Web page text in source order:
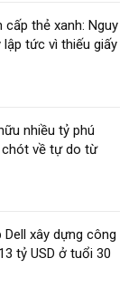
thẻ xanh: Nguy
tức vì thiếu giấy
nhiều tỷ phú
chót về tự do từ
xây dựng công
tỷ USD ở tuổi 30